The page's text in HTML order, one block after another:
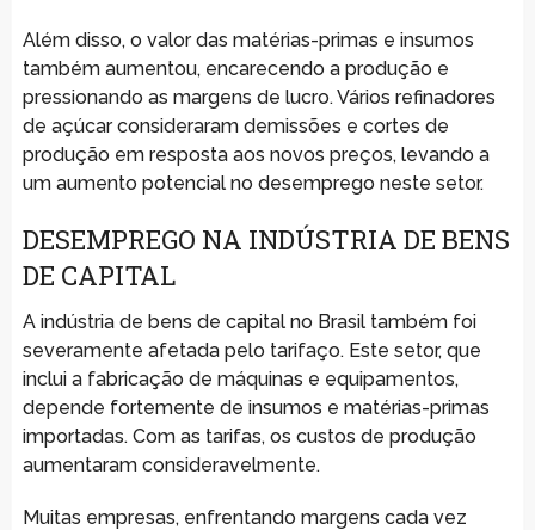
Além disso, o valor das matérias-primas e insumos
também aumentou, encarecendo a produção e
pressionando as margens de lucro. Vários refinadores
de açúcar consideraram demissões e cortes de
produção em resposta aos novos preços, levando a
um aumento potencial no desemprego neste setor.
DESEMPREGO NA INDÚSTRIA DE BENS
DE CAPITAL
A indústria de bens de capital no Brasil também foi
severamente afetada pelo tarifaço. Este setor, que
inclui a fabricação de máquinas e equipamentos,
depende fortemente de insumos e matérias-primas
importadas. Com as tarifas, os custos de produção
aumentaram consideravelmente.
Muitas empresas, enfrentando margens cada vez